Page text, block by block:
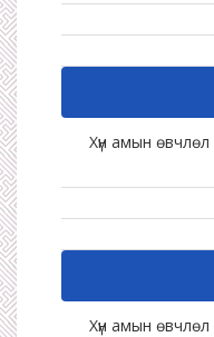
Хүн амын
Хүн амын